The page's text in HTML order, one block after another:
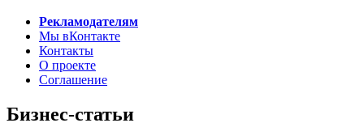
Рекламодателям
Мы вКонтакте
Контакты
О проекте
Соглашение
Бизнес-статьи